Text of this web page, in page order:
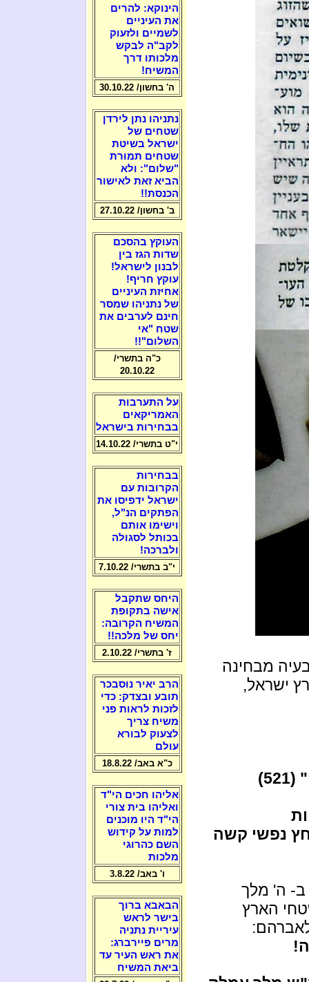
בעיה מבחינה
ישראל,
" (521)
נפשי קשה
ב- ה' מלך
הארץ
הינוקא: להרים
את העיניים
לשמיים ולזעוק
לקב"ה לבקש
מלכותו דרך
המשיח!
ה' בחשון/ 30.10.22
נתניהו נתן לירדן
שטחים של
ישראל בשיטת
שטחים תמורת
"שלום": ולא
הביא זאת לאישור
הכנסת!!
ב' בחשון/ 27.10.22
העוקץ בהסכם
שדות הגז בין
לבנון לישראל!
עוקץ חריף!
אחיזת העיניים
של נתניהו שמסר
חינם לערבים את
שטח "אי
השלום"!!
כ"ה בתשרי/
20.10.22
על התערבות
האמריקאים
בבחירות בישראל
י"ט בתשרי/ 14.10.22
בבחירות
הקרובות עם
ישראל ידפיסו את
הפתקים הנ"ל,
וישימו אותם
בכותל לסגולה
ולברכה!
י"ב בתשרי/ 7.10.22
היחס שתקבל
אישה בתקופת
המשיח הקרובה:
יחס של מלכה!!
ז' בתשרי/ 2.10.22
הרב יאיר נוסבכר
תובע ובצדק: כדי
לזכות לראות פני
משיח צריך
לצעוק לבורא
עולם
כ"א באב/ 18.8.22
אליהו חכים הי"ד
ואליהו בית צורי
הי"ד היו מוכנים
למות על קידוש
השם כהרוגי
מלכות
ו' באב/ 3.8.22
הבאבא ברוך
בישר לראש
עיריית נתניה
מרים פיירברג:
את ראש העיר עד
ביאת המשיח